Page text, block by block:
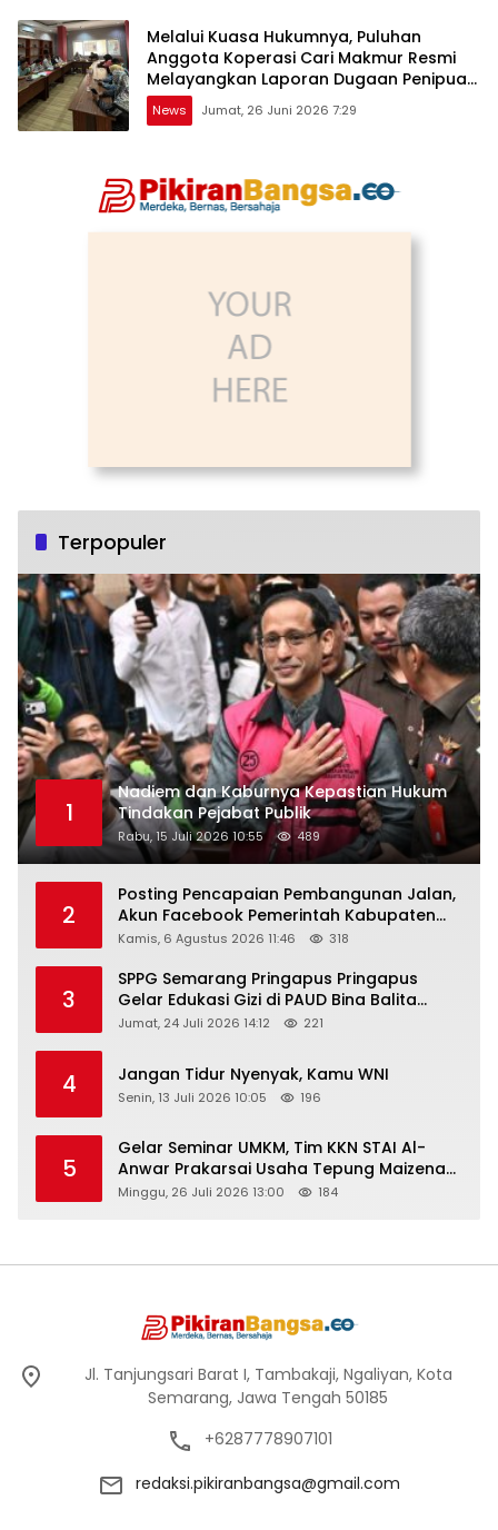
Melalui Kuasa Hukumnya, Puluhan
Anggota Koperasi Cari Makmur Resmi
Melayangkan Laporan Dugaan Penipuan,
Penggelapan, & TPPU
News Jumat, 26 Juni 2026 7:29
Terpopuler
1
Nadiem dan Kaburnya Kepastian Hukum
Tindakan Pejabat Publik
Rabu, 15 Juli 2026 10:55 489
2
Posting Pencapaian Pembangunan Jalan,
Akun Facebook Pemerintah Kabupaten
Rembang “Dirujak” Warganet
Kamis, 6 Agustus 2026 11:46 318
3
SPPG Semarang Pringapus Pringapus
Gelar Edukasi Gizi di PAUD Bina Balita
Peringati Hari Anak Nasional 2026
Jumat, 24 Juli 2026 14:12 221
4 Jangan Tidur Nyenyak, Kamu WNI
Senin, 13 Juli 2026 10:05 196
5
Gelar Seminar UMKM, Tim KKN STAI Al-
Anwar Prakarsai Usaha Tepung Maizena
di Logung
Minggu, 26 Juli 2026 13:00 184
Jl. Tanjungsari Barat I, Tambakaji, Ngaliyan, Kota
Semarang, Jawa Tengah 50185
+6287778907101
redaksi.pikiranbangsa@gmail.com